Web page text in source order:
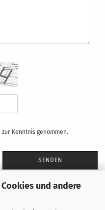
und andere
zur Kenntnis genommen.
SENDEN